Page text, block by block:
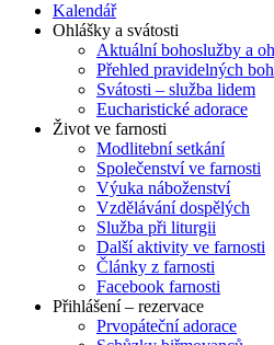
Kalendář
Ohlášky a svátosti
Aktuální bohoslužby a
Přehled pravidelných
Svátosti – služba lidem
Eucharistické adorace
Život ve farnosti
Modlitební setkání
Společenství ve farnosti
Výuka náboženství
Vzdělávání dospělých
Služba při liturgii
Další aktivity ve farnosti
Články z farnosti
Facebook farnosti
Přihlášení – rezervace
Prvopáteční adorace